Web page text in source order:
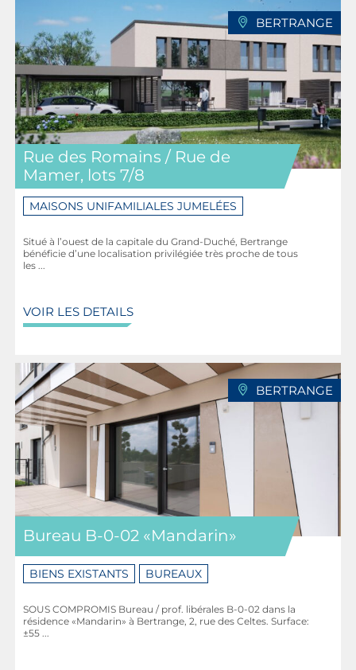
BERTRANGE
Rue des Romains / Rue de
Mamer, lots 7/8
MAISONS UNIFAMILIALES JUMELÉES
Situé à l’ouest de la capitale du Grand-Duché, Bertrange
bénéficie d’une localisation privilégiée très proche de tous
les ...
VOIR LES DETAILS
BERTRANGE
Bureau B-0-02 «Mandarin»
BIENS EXISTANTS BUREAUX
SOUS COMPROMIS Bureau / prof. libérales B-0-02 dans la
résidence «Mandarin» à Bertrange, 2, rue des Celtes. Surface:
±55 ...